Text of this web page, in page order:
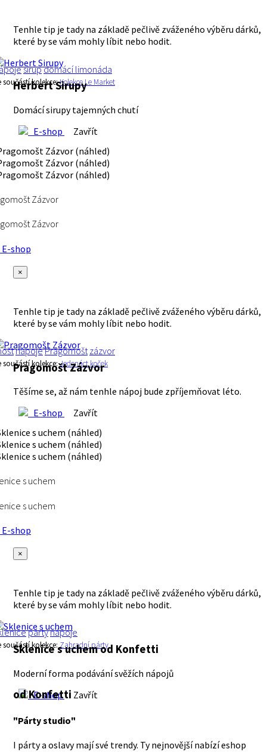
Tenhle tip je tady na základě pečlivě zváženého výběru dárků,
které by se vám mohly líbit nebo hodit.
sirupdomácí limonáda
součástí kolekce:Kolekce Le Market
Herbert Sirupy
Domácí sirupy tajemných chutí
E-shop
Zavřít
Zázvor
Zázvor
shop
×
Tenhle tip je tady na základě pečlivě zváženého výběru dárků,
které by se vám mohly líbit nebo hodit.
nápojePragomošt zázvor
součástí kolekce:Jedenáct koček
Pragomošt Zázvor
Těšíme se, až nám tenhle nápoj bude zpříjemňovat léto.
E-shop
Zavřít
s uchem
s uchem
shop
×
Tenhle tip je tady na základě pečlivě zváženého výběru dárků,
které by se vám mohly líbit nebo hodit.
pártynápoje
součástí kolekce:Zahradní párty
Sklenice s uchemod Konfetti
Moderní forma podávání svěžích nápojů
E-shop Zavřít
od Konfetti
"Párty studio"
I párty a oslavy mají své trendy. Ty nejnovější nabízí eshop